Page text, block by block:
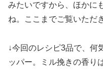
みたいですから、ほかに
ね。ここまでご覧いただ
↓今回のレシピ3品で、何
ッパー。ミル挽きの香り